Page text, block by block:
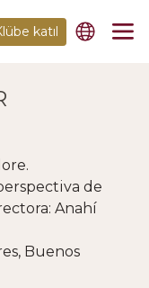
katıl
de
Anahí
Buenos